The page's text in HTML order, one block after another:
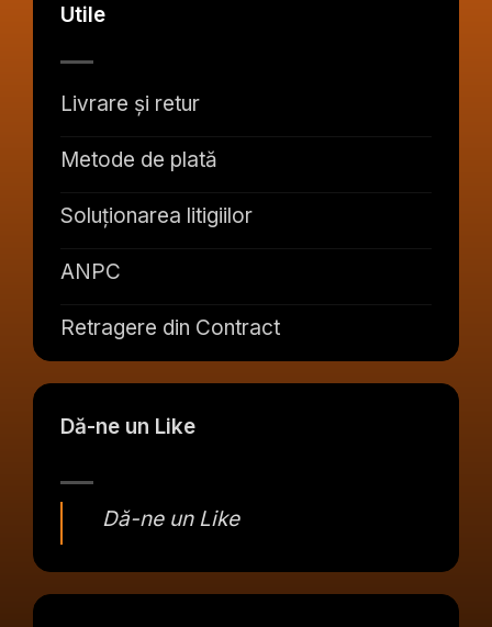
Utile
Livrare și retur
Metode de plată
Soluționarea litigiilor
ANPC
Retragere din Contract
Dă-ne un Like
Dă-ne un Like